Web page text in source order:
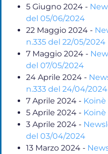
5 Giugno 2024 -
del 05/06/2024
22 Maggio 2024 -
n.335 del 22/05/2024
7 Maggio 2024 -
del 07/05/2024
24 Aprile 2024 -
n.333 del 24/04/2024
7 Aprile 2024 - Koinè
5 Aprile 2024 - Koinè
3 Aprile 2024 -
del 03/04/2024
13 Marzo 2024 -